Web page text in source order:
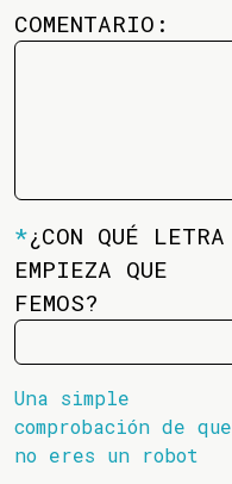
COMENTARIO:
*¿CON QUÉ LETRA
EMPIEZA QUE
FEMOS?
Una simple
comprobación de que
no eres un robot